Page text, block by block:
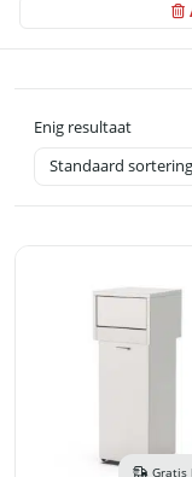
Enig resultaat
Gratis